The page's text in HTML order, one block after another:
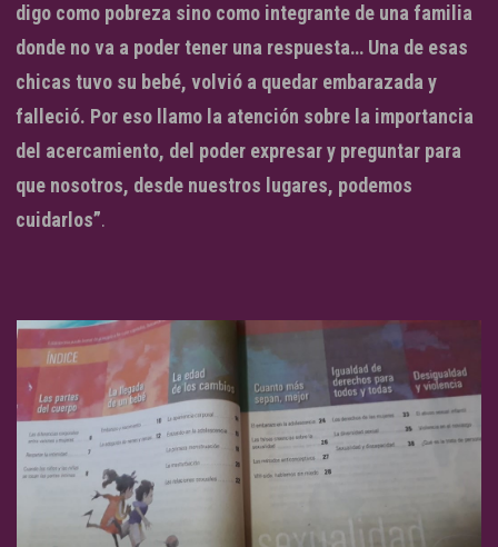
digo como pobreza sino como integrante de una familia
donde no va a poder tener una respuesta… Una de esas
chicas tuvo su bebé, volvió a quedar embarazada y
falleció. Por eso llamo la atención sobre la importancia
del acercamiento, del poder expresar y preguntar para
que nosotros, desde nuestros lugares, podemos
cuidarlos”.